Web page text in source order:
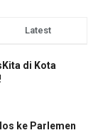
Latest
di Kota
ke Parlemen